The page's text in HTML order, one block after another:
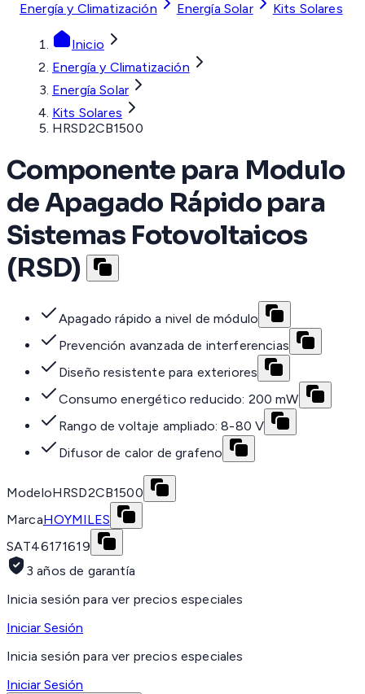
Energía y Climatización Energía Solar Kits Solares
Inicio
Energía y Climatización
Energía Solar
Kits Solares
HRSD2CB1500
Componente para Modulo
de Apagado Rápido para
Sistemas Fotovoltaicos
(RSD)
Apagado rápido a nivel de módulo
Prevención avanzada de interferencias
Diseño resistente para exteriores
Consumo energético reducido: 200 mW
Rango de voltaje ampliado: 8-80 V
Difusor de calor de grafeno
ModeloHRSD2CB1500
MarcaHOYMILES
SAT46171619
3 años de garantía
Inicia sesión para ver precios especiales
Iniciar Sesión
Inicia sesión para ver precios especiales
Iniciar Sesión